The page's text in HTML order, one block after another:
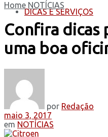
DICAS E SERVIÇOS
Home NOTÍCIAS
Confira dicas
uma boa
por Redação
maio 3, 2017
em NOTÍCIAS